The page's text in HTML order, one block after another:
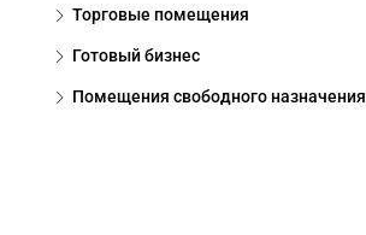
Торговые помещения
Готовый бизнес
Помещения свободного назначения